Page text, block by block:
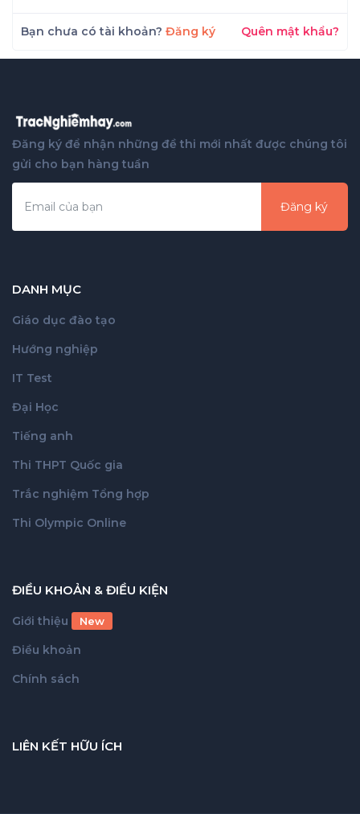
Bạn chưa có tài khoản? Đăng ký Quên mật khẩu?
Đăng ký để nhận những đề thi mới nhất được chúng tôi
gửi cho bạn hàng tuần
Đăng ký
DANH MỤC
Giáo dục đào tạo
Hướng nghiệp
IT Test
Đại Học
Tiếng anh
Thi THPT Quốc gia
Trắc nghiệm Tổng hợp
Thi Olympic Online
ĐIỀU KHOẢN & ĐIỀU KIỆN
Giới thiệu New
Điều khoản
Chính sách
LIÊN KẾT HỮU ÍCH